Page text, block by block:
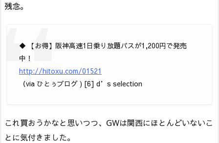
残念。
◆ 【お得】阪神高速1日乗り放題パスが1,200円で発売
中！
http://hitoxu.com/01521
（via ひとぅブログ ) [6] d’s selection
これ買おうかなと思いつつ、GWは関西にほとんどいないこ
とに気付きました。